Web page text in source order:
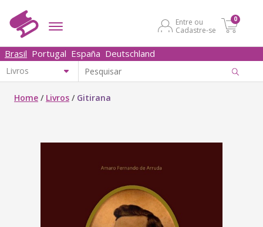
Entre ou
Cadastre-se
0
Brasil Portugal España Deutschland
Home / Livros / Gitirana